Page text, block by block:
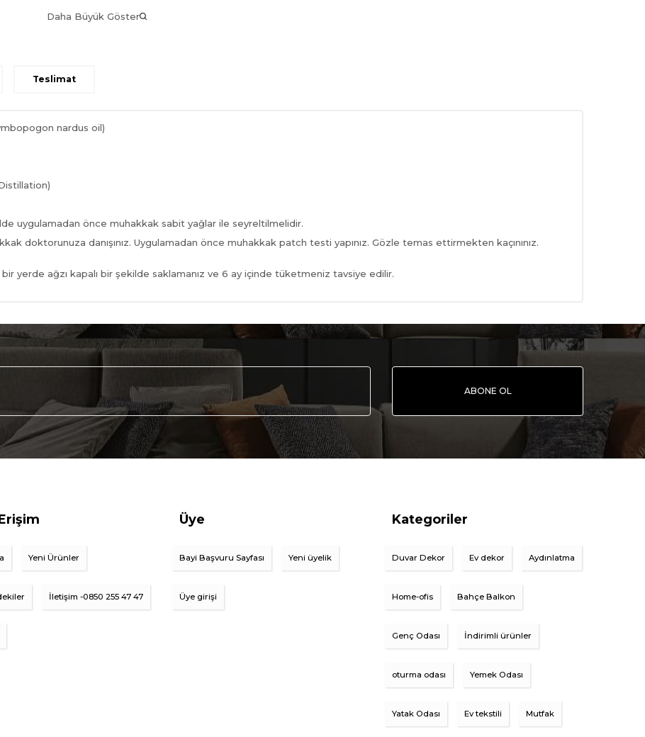
Daha Büyük Göster
Teslimat
nardus oil)
uygulamadan önce muhakkak sabit yağlar ile seyreltilmelidir.
doktorunuza danışınız. Uygulamadan önce muhakkak patch testi yapınız. Gözle temas ettirmekten kaçınınız.
bir yerde ağzı kapalı bir şekilde saklamanız ve 6 ay içinde tüketmeniz tavsiye edilir.
ABONE OL
Erişim
Yeni Ürünler
İletişim -0850 255 47 47
Üye
Bayi Başvuru Sayfası Yeni üyelik
Üye girişi
Kategoriler
Duvar Dekor Ev dekor Aydınlatma
Home-ofis Bahçe Balkon
Genç Odası İndirimli ürünler
oturma odası Yemek Odası
Yatak Odası Ev tekstili Mutfak